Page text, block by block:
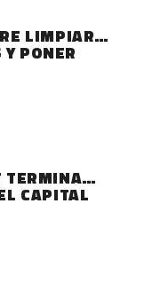
LIMPIAR A
PONER
TERMINA
CAPITAL